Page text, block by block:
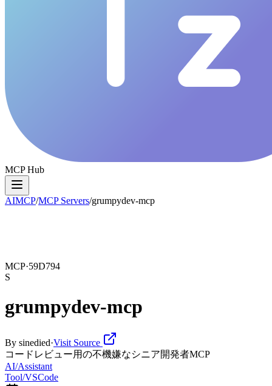
MCP Hub
AIMCP/MCP Servers/grumpydev-mcp
MCP·59D794
S
grumpydev-mcp
By sinedied·Visit Source
コードレビュー用の不機嫌なシニア開発者MCP
AI/Assistant
Tool/VSCode